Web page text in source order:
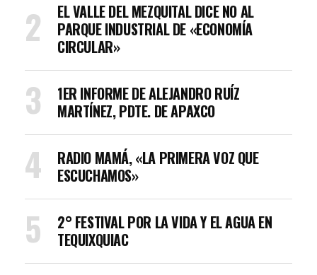
EL VALLE DEL MEZQUITAL DICE NO AL
PARQUE INDUSTRIAL DE «ECONOMÍA
CIRCULAR»
1ER INFORME DE ALEJANDRO RUÍZ
MARTÍNEZ, PDTE. DE APAXCO
RADIO MAMÁ, «LA PRIMERA VOZ QUE
ESCUCHAMOS»
2° FESTIVAL POR LA VIDA Y EL AGUA EN
TEQUIXQUIAC